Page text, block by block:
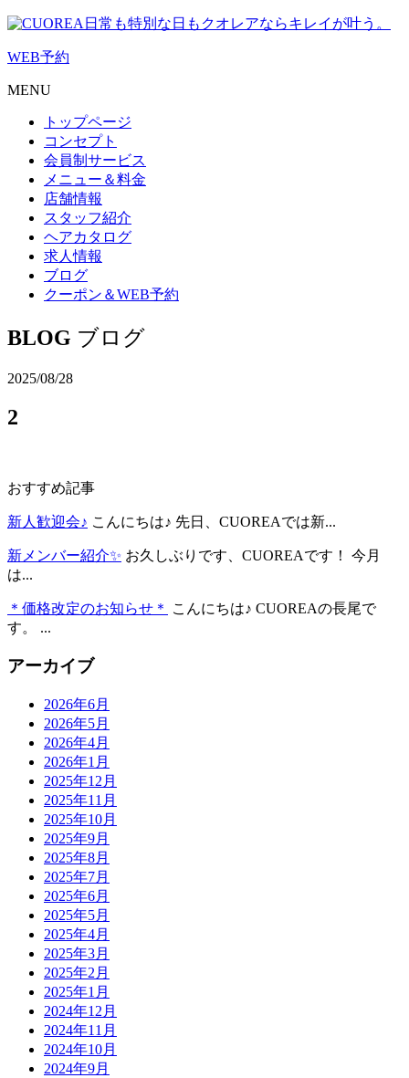
日常も特別な日もクオレアならキレイが叶う。
WEB予約
MENU
トップページ
コンセプト
会員制サービス
メニュー＆料金
店舗情報
スタッフ紹介
ヘアカタログ
求人情報
ブログ
クーポン＆WEB予約
BLOG ブログ
2025/08/28
2
おすすめ記事
新人歓迎会♪ こんにちは♪ 先日、CUOREAでは新...
新メンバー紹介✨ お久しぶりです、CUOREAです！ 今月
は...
＊価格改定のお知らせ＊
こんにちは♪ CUOREAの長尾で
す。 ...
アーカイブ
2026年6月
2026年5月
2026年4月
2026年1月
2025年12月
2025年11月
2025年10月
2025年9月
2025年8月
2025年7月
2025年6月
2025年5月
2025年4月
2025年3月
2025年2月
2025年1月
2024年12月
2024年11月
2024年10月
2024年9月